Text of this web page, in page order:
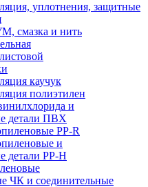
уплотнения, защитные
смазка и нить
каучук
полиэтилен
и
детали ПВХ
PP-R
и
детали PP-H
ЧК и соединительные